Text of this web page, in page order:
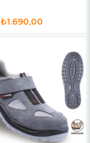
₺1.690,00